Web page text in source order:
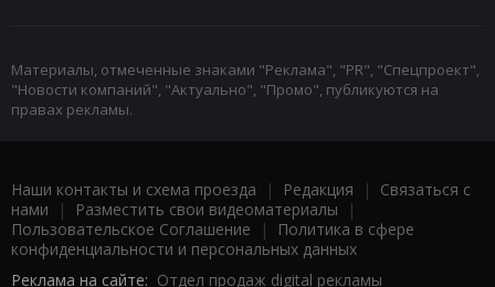
Материалы, отмеченные знаками "Реклама", "PR", "Спецпроект",
"Новости компаний", "Актуально", "Промо", публикуются на
правах рекламы.
Наши контакты и схема проезда | Редакция | Связаться с
нами | Разместить свои видеоматериалы |
Пользовательское Соглашение |
Политика в сфере
конфиденциальности и персональных данных
Реклама на сайте: Отдел продаж digital рекламы